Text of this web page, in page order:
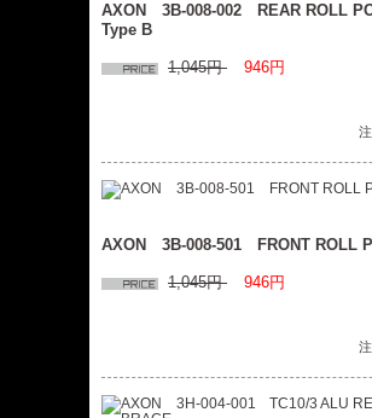
AXON 3B-008-002 REAR ROLL
Type B
1,045円 946円
AXON 3B-008-501 FRONT ROLL
1,045円 946円